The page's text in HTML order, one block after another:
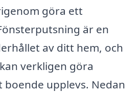
göra ett
är en
av ditt hem, och
verkligen göra
boende upplevs. Nedan